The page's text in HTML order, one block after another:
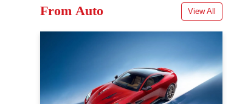
From Auto View All